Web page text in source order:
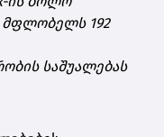
მფლობელს 192
საშუალებას